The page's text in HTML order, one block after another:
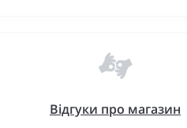
Відгуки про магазин